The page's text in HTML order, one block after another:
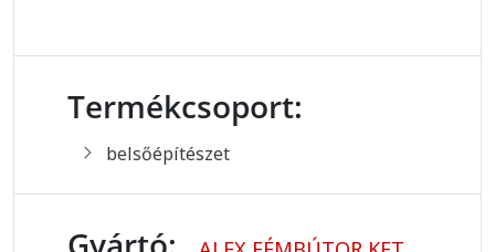
Termékcsoport:
belsőépítészet